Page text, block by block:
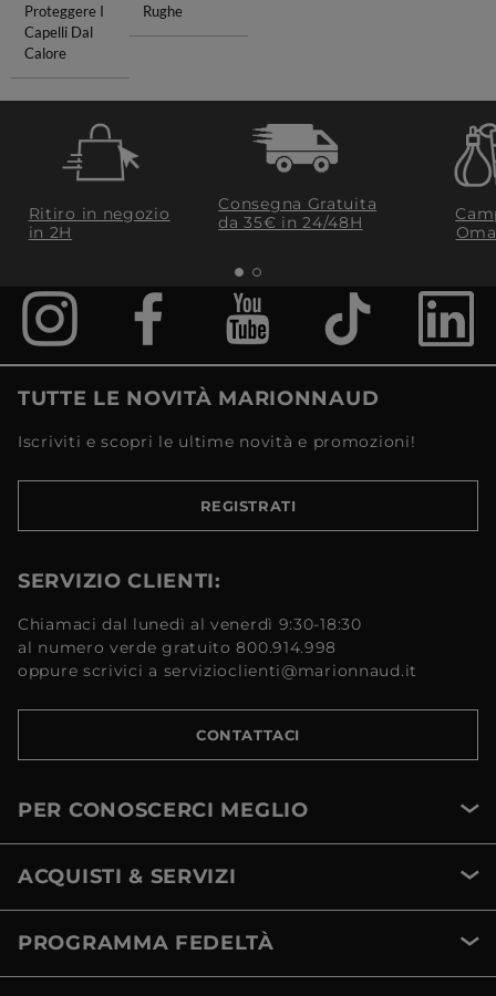
Proteggere I
Capelli Dal
Calore
Rughe
Ritiro in negozio
in 2H
Consegna Gratuita
da 35€​ in 24/48H
TUTTE LE NOVITÀ MARIONNAUD
Iscriviti e scopri le ultime novità e promozioni!
REGISTRATI
SERVIZIO CLIENTI:
Chiamaci dal lunedì al venerdì 9:30-18:30
al numero verde gratuito 800.914.998
oppure scrivici a servizioclienti@marionnaud.it
CONTATTACI
PER CONOSCERCI MEGLIO
ACQUISTI & SERVIZI
PROGRAMMA FEDELTÀ